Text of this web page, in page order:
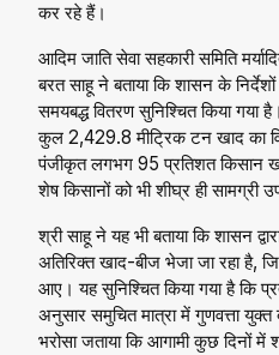
कर रहे हैं।
आदिम जाति सेवा सहकारी समिति
बरत साहू ने बताया कि शासन के
समयबद्ध वितरण सुनिश्चित किया गया
कुल 2,429.8 मीट्रिक टन खाद का
पंजीकृत लगभग 95 प्रतिशत किसान
शेष किसानों को भी शीघ्र ही सामग्री
श्री साहू ने यह भी बताया कि शासन
अतिरिक्त खाद-बीज भेजा जा रहा है,
आए। यह सुनिश्चित किया गया है कि
अनुसार समुचित मात्रा में गुणवत्ता
भरोसा जताया कि आगामी कुछ दिनों